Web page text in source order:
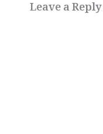
Leave a Reply